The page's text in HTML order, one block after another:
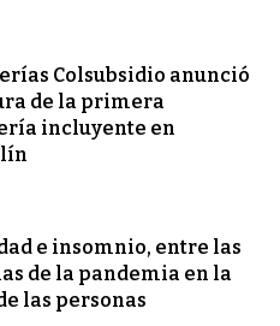
Colsubsidio anunció
de la primera
incluyente en
e insomnio, entre las
de la pandemia en la
las personas